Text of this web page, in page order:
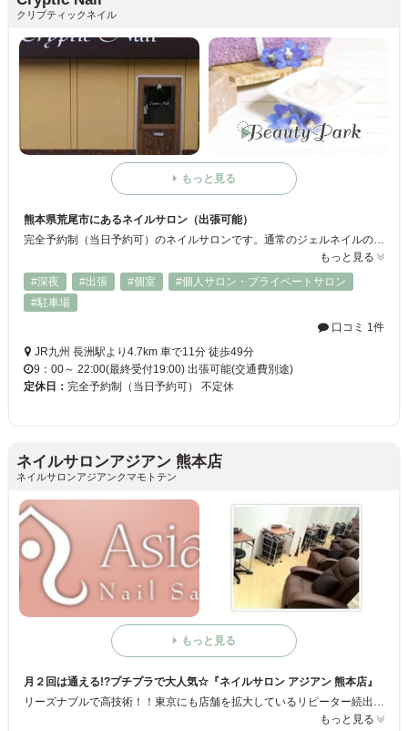
クリプティックネイル
もっと見る
熊本県荒尾市にあるネイルサロン（出張可能）
完全予約制（当日予約可）のネイルサロンです。通常のジェルネイルの他に深爪、巻き爪ケアも行っています。 ケア重視で通ってもらっている間に爪育成もできます。 爪のトラブルをお待ちの方お気軽にご連絡下さい。
もっと見る
#深夜
#出張 #個室
#個人サロン・プライベートサロン
#駐車場
口コミ 1件
JR九州 長洲駅より4.7km 車で11分 徒歩49分
9：00～ 22:00(最終受付19:00) 出張可能(交通費別途)
定休日： 完全予約制（当日予約可） 不定休
ネイルサロンアジアン 熊本店
ネイルサロンアジアンクマモトテン
もっと見る
月２回は通える!?プチプラで大人気☆『ネイルサロン アジアン 熊本店』
リーズナブルで高技術！！東京にも店舗を拡大しているリピーター続出の大人気サロン☆洗練されたハイクオリティーな技術で大人可愛いスタイルに仕上げます♪。+シンプル系からポップで可愛らしいデザインまで幅広くご用意◆お財布に優しいお値段で頻繁にネイルチェンジ出来ちゃう女性には嬉しいサービス♪♪お値段以上の価値を実感でしてください！！
もっと見る